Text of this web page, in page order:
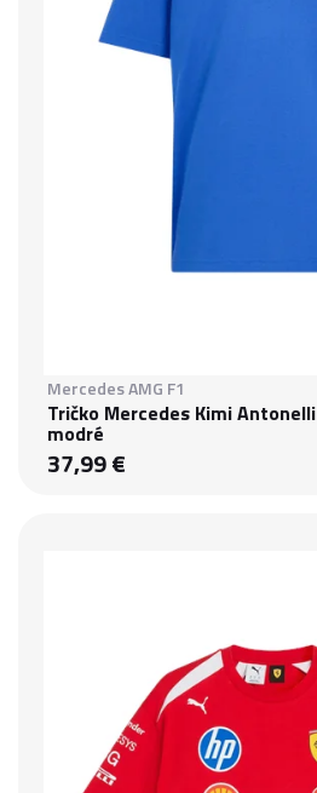
Mercedes AMG F1
Tričko Mercedes Kimi Antonelli
modré
37,99 €